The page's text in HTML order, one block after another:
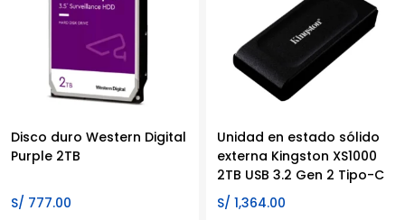
Disco duro Western Digital
Purple 2TB
S/ 777.00
Unidad en estado sólido
externa Kingston XS1000
2TB USB 3.2 Gen 2 Tipo-C
S/ 1,364.00